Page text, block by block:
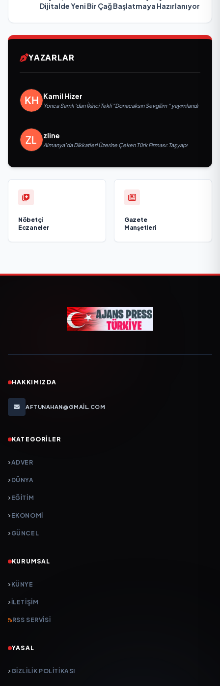
Dijitalde Yeni Bir Çağ Başlatmaya Hazırlanıyor
YAZARLAR
Kamil Hizer
Yonca Samlı ‘dan İkinci Tekli “Donacaksın Sevgilim “ yayımlandı
zline
Almanya’da Dikkatleri Üzerine Çeken Türk Firması: Taşyapı
Nöbetçi
Eczaneler
Gazete
Manşetleri
HAKKIMIZDA
AFTUNAHAN@GMAIL.COM
KATEGORILER
ADVER
DÜNYA
EĞİTİM
EKONOMİ
GÜNCEL
KURUMSAL
KÜNYE
İLETIŞIM
RSS SERVISI
YASAL
GIZLILIK POLITIKASI